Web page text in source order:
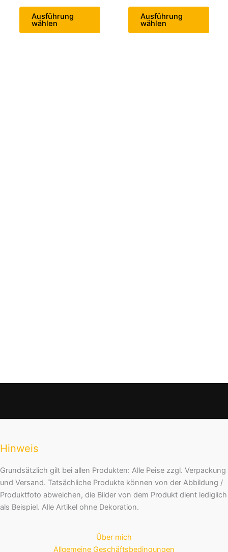
Ausführung
wählen
Dieses
weist
Ausführung
wählen
weist
Hinweis
Grundsätzlich gilt bei allen Produkten: Alle Peise zzgl. Verpackung
und Versand. Tatsächliche Produkte können von der Abbildung /
Produktfoto abweichen, die Bilder von dem Produkt dient lediglich
als Beispiel. Alle Artikel ohne Dekoration.
Über mich
Allgemeine Geschäftsbedingungen